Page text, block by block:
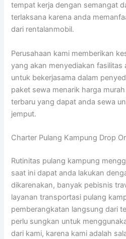
tempat kerja dengan semangat
terlaksana karena anda
dari rentalanmobil.
Perusahaan kami memberikan
yang akan menyediakan fasilitas
untuk bekerjasama dalam
paket sewa menarik harga
terbaru yang dapat anda sewa
jemput.
Charter Pulang Kampung Drop
Rutinitas pulang kampung
saat ini dapat anda lakukan
dikarenakan, banyak pebisnis
layanan transportasi pulang
pemberangkatan langsung dari
perlu sungkan untuk
dari kami, karena kami adalah